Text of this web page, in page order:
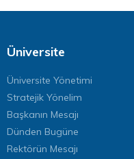
Üniversite
Üniversite Yönetimi
Stratejik Yönelim
Başkanın Mesajı
Dünden Bugüne
Rektörün Mesajı